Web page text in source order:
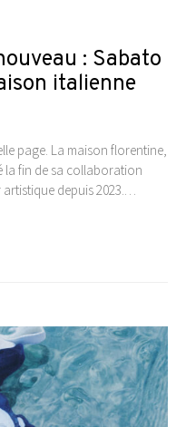
: Sabato
italienne
page. La maison florentine,
fin de sa collaboration
depuis 2023.…